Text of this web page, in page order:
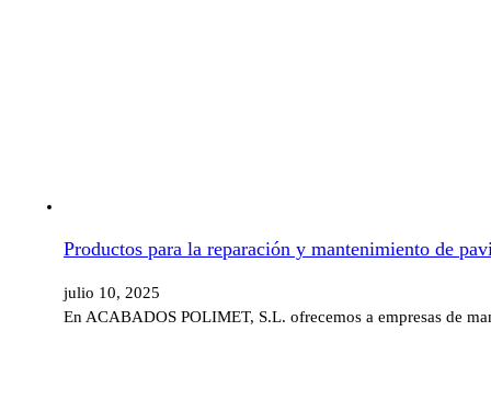
Productos para la reparación y mantenimiento de
julio 10, 2025
En ACABADOS POLIMET, S.L. ofrecemos a empresas de